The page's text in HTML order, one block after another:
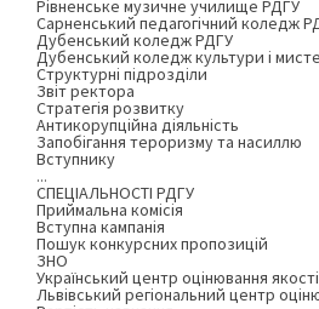
Рівненське музичне училище РДГУ
Сарненський педагогічний коледж
Дубенський коледж РДГУ
Дубенський коледж культури і
Структурні підрозділи
Звіт ректора
Стратегія розвитку
Антикорупційна діяльність
Запобігання тероризму та насиллю
Вступнику
...
СПЕЦІАЛЬНОСТІ РДГУ
Приймальна комісія
Вступна кампанія
Пошук конкурсних пропозицій
ЗНО
Український центр оцінювання
Львівський регіональний центр